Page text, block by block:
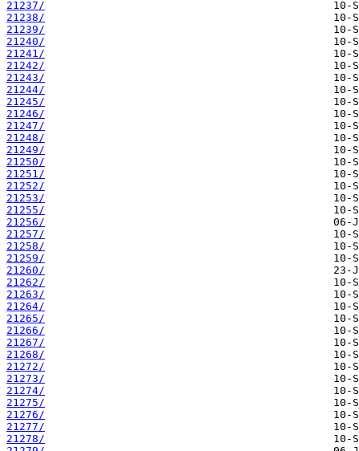
21237/
21238/
21239/
21240/
21241/
21242/
21243/
21244/
21245/
21246/
21247/
21248/
21249/
21250/
21251/
21252/
21253/
21255/
21256/
21257/
21258/
21259/
21260/
21262/
21263/
21264/
21265/
21266/
21267/
21268/
21272/
21273/
21274/
21275/
21276/
21277/
21278/